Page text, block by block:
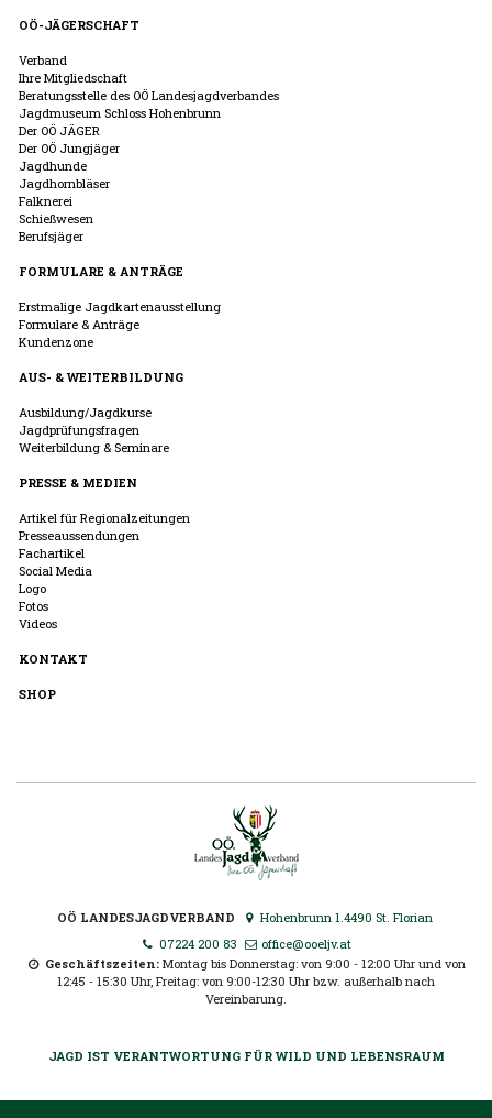
OÖ-JÄGERSCHAFT
Verband
Ihre Mitgliedschaft
Beratungsstelle des OÖ Landesjagdverbandes
Jagdmuseum Schloss Hohenbrunn
Der OÖ JÄGER
Der OÖ Jungjäger
Jagdhunde
Jagdhornbläser
Falknerei
Schießwesen
Berufsjäger
FORMULARE & ANTRÄGE
Erstmalige Jagdkartenausstellung
Formulare & Anträge
Kundenzone
AUS- & WEITERBILDUNG
Ausbildung/Jagdkurse
Jagdprüfungsfragen
Weiterbildung & Seminare
PRESSE & MEDIEN
Artikel für Regionalzeitungen
Presseaussendungen
Fachartikel
Social Media
Logo
Fotos
Videos
KONTAKT
SHOP
OÖ LANDESJAGDVERBAND
Hohenbrunn 1.4490 St. Florian
07224 200 83
office@ooeljv.at
Geschäftszeiten: Montag bis Donnerstag: von 9:00 - 12:00 Uhr und von
12:45 - 15:30 Uhr, Freitag: von 9:00-12:30 Uhr bzw. außerhalb nach
Vereinbarung.
JAGD IST VERANTWORTUNG FÜR WILD UND LEBENSRAUM